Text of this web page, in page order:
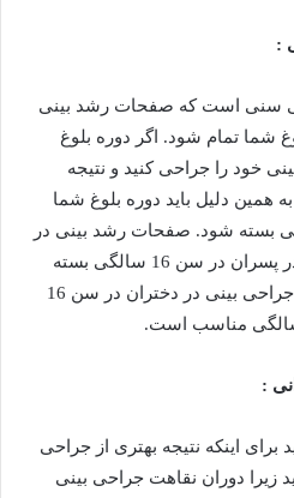
:
سنی است که صفحات رشد بینی
شما تمام شود. اگر دوره بلوغ
خود را جراحی کنید و نتیجه
همین دلیل باید دوره بلوغ شما
بسته شود. صفحات رشد بینی در
دختران در سن 15 سالگی و در پسران در سن 16 سالگی بسته
می شود و بهترین زمان برای جراحی بینی در دختران در سن 16
:
اینکه نتیجه بهتری از جراحی
زیرا دوران نقاهت جراحی بینی